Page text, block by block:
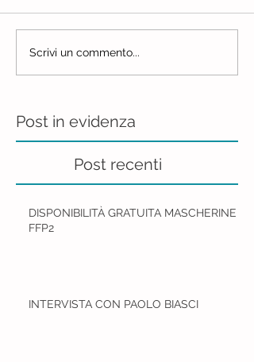
Scrivi un commento...
Post in evidenza
Post recenti
DISPONIBILITÀ GRATUITA MASCHERINE
FFP2
INTERVISTA CON PAOLO BIASCI